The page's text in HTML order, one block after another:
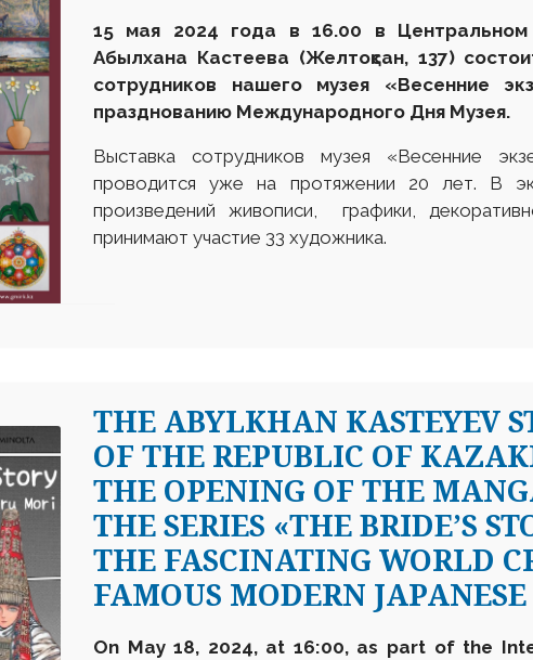
15 мая 2024 года в 16.00 в
Абылхана Кастеева (Желтоқсан, 137)
сотрудников нашего музея «Весенние
празднованию Международного Дня Музея.
Выставка сотрудников музея «Весенние
проводится уже на протяжении 20 лет. В
произведений живописи, графики,
принимают участие 33 художника.
THE ABYLKHAN KASTEYEV
OF THE REPUBLIC OF
THE OPENING OF THE
THE SERIES «THE BRIDE’S
THE FASCINATING WORLD
FAMOUS MODERN
On May 18, 2024, at 16:00, as part of the